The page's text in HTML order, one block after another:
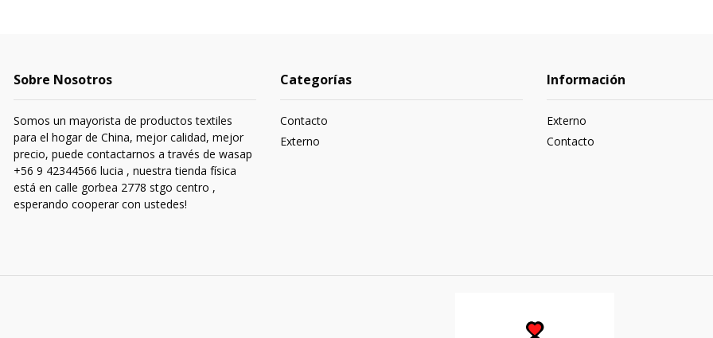
Sobre Nosotros
Somos un mayorista de productos textiles
para el hogar de China, mejor calidad, mejor
precio, puede contactarnos a través de wasap
+56 9 42344566 lucia , nuestra tienda física
está en calle gorbea 2778 stgo centro ,
esperando cooperar con ustedes!
Categorías
Contacto
Externo
Información
Externo
Contacto